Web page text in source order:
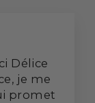
Délice
je me
promet